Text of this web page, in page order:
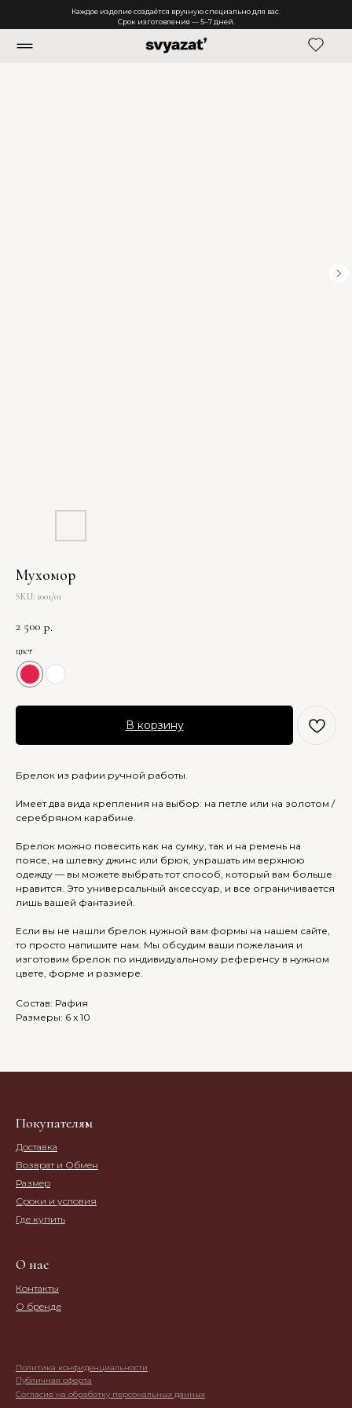
Каждое изделие создаётся вручную специально для вас.
Срок изготовления — 5–7 дней.
Мухомор
SKU: 1001/01
2 500 р.
цвет
В корзину
Брелок из рафии ручной работы.
Имеет два вида крепления на выбор: на петле или на золотом /
серебряном карабине.
Брелок можно повесить как на сумку, так и на ремень на
поясе, на шлевку джинс или брюк, украшать им верхнюю
одежду — вы можете выбрать тот способ, который вам больше
нравится. Это универсальный аксессуар, и все ограничивается
лишь вашей фантазией.
Если вы не нашли брелок нужной вам формы на нашем сайте,
то просто напишите нам. Мы обсудим ваши пожелания и
изготовим брелок по индивидуальному референсу в нужном
цвете, форме и размере.
Состав: Рафия
Размеры: 6 x 10
Политика конфиденциальности
Публичная оферта
О нас
Покупателям
Контакты
О бренде
Где купить
Доставка
Возврат и Обмен
Размер
Сроки и условия
Согласие на обработку персональных данных